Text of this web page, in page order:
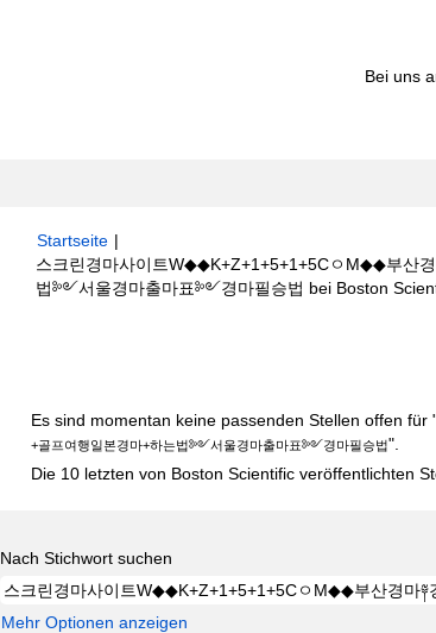
Bei uns
Startseite |
스크린경마사이트W◆◆K+Z+1+5+1+5CㅇM◆◆부산
법༻서울경마출마표༻경마필승법 bei Boston
Es sind momentan keine passenden Stellen offen für
+골프여행일본경마+하는법༻서울경마출마표༻경마필승법".
Die 10 letzten von Boston Scientific veröffentlichten
Nach Stichwort suchen
Mehr Optionen anzeigen